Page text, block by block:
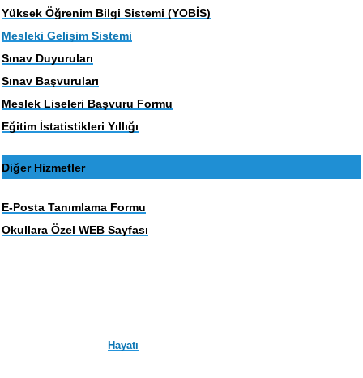
Yüksek Öğrenim Bilgi Sistemi (YOBİS)
Mesleki Gelişim Sistemi
Sınav Duyuruları
Sınav Başvuruları
Meslek Liseleri Başvuru Formu
Eğitim İstatistikleri Yıllığı
Diğer Hizmetler
E-Posta Tanımlama Formu
Okullara Özel WEB Sayfası
Hayatı